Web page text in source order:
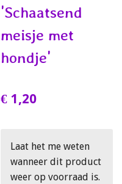
'Schaatsend
meisje met
hondje'
€ 1,20
Laat het me weten
wanneer dit product
weer op voorraad is.